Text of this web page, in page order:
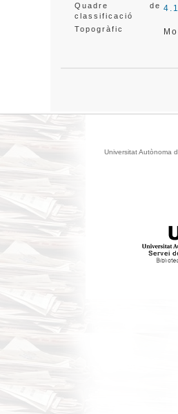
Quadre de
classificació
Topogràfic
Universitat Autònoma